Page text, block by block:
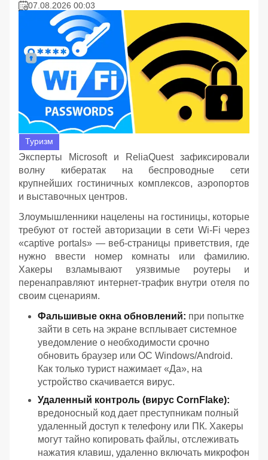
07.08.2026 00:03
Туризм
Эксперты Microsoft и ReliaQuest зафиксировали
волну кибератак на беспроводные сети
крупнейших гостиничных комплексов, аэропортов
и выставочных центров.
Злоумышленники нацелены на гостиницы, которые
требуют от гостей авторизации в сети Wi-Fi через
«captive portals» — веб-страницы приветствия, где
нужно ввести номер комнаты или фамилию.
Хакеры взламывают уязвимые роутеры и
перенаправляют интернет-трафик внутри отеля по
своим сценариям.
Фальшивые окна обновлений: при попытке
зайти в сеть на экране всплывает системное
уведомление о необходимости срочно
обновить браузер или ОС Windows/Android.
Как только турист нажимает «Да», на
устройство скачивается вирус.
Удаленный контроль (вирус CornFlake):
вредоносный код дает преступникам полный
удаленный доступ к телефону или ПК. Хакеры
могут тайно копировать файлы, отслеживать
нажатия клавиш, удаленно включать микрофон